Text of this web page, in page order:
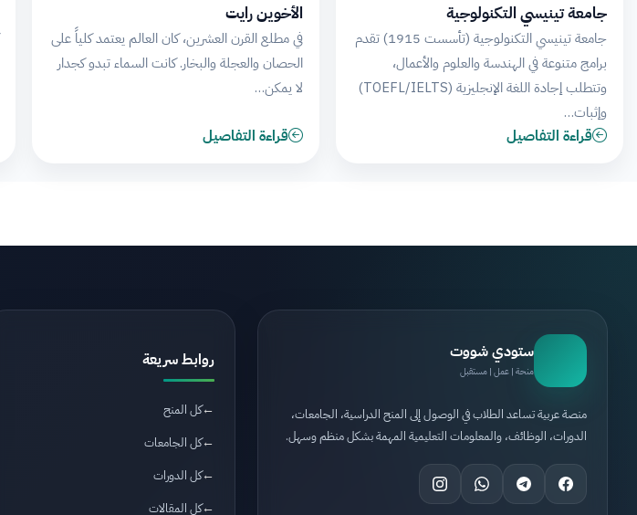
جامعة تينيسي التكنولوجية
جامعة تينيسي التكنولوجية (تأسست 1915) تقدم
برامج متنوعة في الهندسة والعلوم والأعمال،
وتتطلب إجادة اللغة الإنجليزية (TOEFL/IELTS)
وإثبات…
قراءة التفاصيل
الأخوين رايت
في مطلع القرن العشرين، كان العالم يعتمد كلياً على
الحصان والعجلة والبخار. كانت السماء تبدو كجدار
لا يمكن…
قراءة التفاصيل
ستودي شووت
منحة | عمل | مستقبل
منصة عربية تساعد الطلاب في الوصول إلى المنح الدراسية، الجامعات،
الدورات، الوظائف، والمعلومات التعليمية المهمة بشكل منظم وسهل.
روابط سريعة
كل المنح
كل الجامعات
كل الدورات
كل المقالات